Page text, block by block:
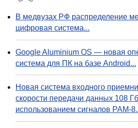
В медвузах РФ распределение
цифровая система...
Google Aluminium OS — новая
система для ПК на базе Android...
Новая система входного
скорости передачи данных 108
использованием сигналов PAM-